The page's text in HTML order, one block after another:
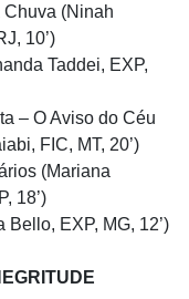
Chuva (Ninah
10’)
Taddei, EXP,
– O Aviso do Céu
FIC, MT, 20’)
(Mariana
18’)
Bello, EXP, MG, 12’)